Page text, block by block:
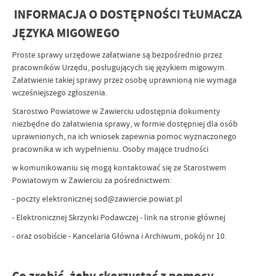
INFORMACJA O DOSTĘPNOŚCI TŁUMACZA
JĘZYKA MIGOWEGO
Proste sprawy urzędowe załatwiane są bezpośrednio przez
pracowników Urzędu, posługujących się językiem migowym.
Załatwienie takiej sprawy przez osobę uprawnioną nie wymaga
wcześniejszego zgłoszenia.
Starostwo Powiatowe w Zawierciu udostępnia dokumenty
niezbędne do załatwienia sprawy, w formie dostępniej dla osób
uprawnionych, na ich wniosek zapewnia pomoc wyznaczonego
pracownika w ich wypełnieniu. Osoby mające trudności
w komunikowaniu się mogą kontaktować się ze Starostwem
Powiatowym w Zawierciu za pośrednictwem:
- poczty elektronicznej sod@zawiercie.powiat.pl
- Elektronicznej Skrzynki Podawczej - link na stronie głównej
- oraz osobiście - Kancelaria Główna i Archiwum, pokój nr 10.